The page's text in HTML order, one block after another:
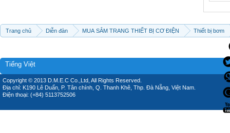
Trang chủ Diễn đàn MUA SẮM TRANG THIẾT BỊ CƠ ĐIỆN Thiết bị bơm
Tiếng Việt
Copyright © 2013 D.M.E.C Co.,Ltd, All Rights Reserved.
Địa chỉ: K190 Lê Duẩn, P. Tân chính, Q. Thanh Khê, Thp. Đà Nẵng, Việt Nam.
Điện thoại: (+84) 5113752506